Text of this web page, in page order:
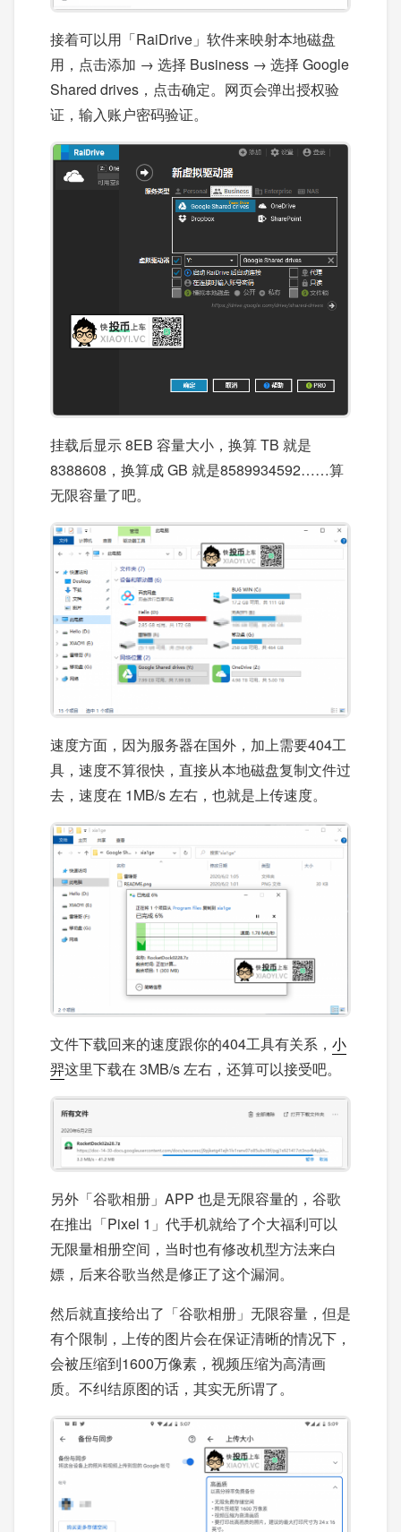
接着可以用「RaiDrive」软件来映射本地磁盘
用，点击添加 → 选择 Business → 选择 Google
Shared drives，点击确定。网页会弹出授权验
证，输入账户密码验证。
挂载后显示 8EB 容量大小，换算 TB 就是
8388608，换算成 GB 就是8589934592……算
无限容量了吧。
速度方面，因为服务器在国外，加上需要404工
具，速度不算很快，直接从本地磁盘复制文件过
去，速度在 1MB/s 左右，也就是上传速度。
文件下载回来的速度跟你的404工具有关系， 小
羿这里下载在 3MB/s 左右，还算可以接受吧。
另外「谷歌相册」APP 也是无限容量的，谷歌
在推出「Pixel 1」代手机就给了个大福利可以
无限量相册空间，当时也有修改机型方法来白
嫖，后来谷歌当然是修正了这个漏洞。
然后就直接给出了「谷歌相册」无限容量，但是
有个限制，上传的图片会在保证清晰的情况下，
会被压缩到1600万像素，视频压缩为高清画
质。不纠结原图的话，其实无所谓了。